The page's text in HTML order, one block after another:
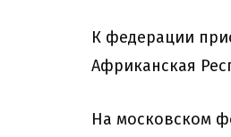
К федерации
Африканская
На московском